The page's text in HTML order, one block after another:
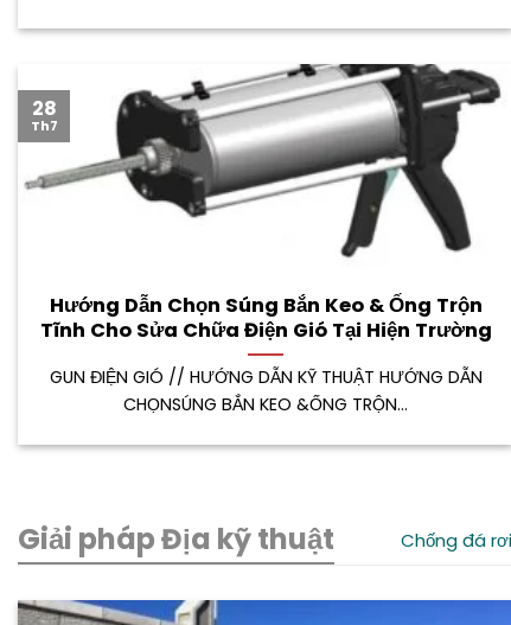
Hướng Dẫn Chọn Súng Bắn Keo & Ống Trộn
Tĩnh Cho Sửa Chữa Điện Gió Tại Hiện Trường
GUN ĐIỆN GIÓ // HƯỚNG DẪN KỸ THUẬT HƯỚNG DẪN
CHỌNSÚNG BẮN KEO &ỐNG TRỘN...
28
Th7
Giải pháp Địa kỹ thuật Chống đá